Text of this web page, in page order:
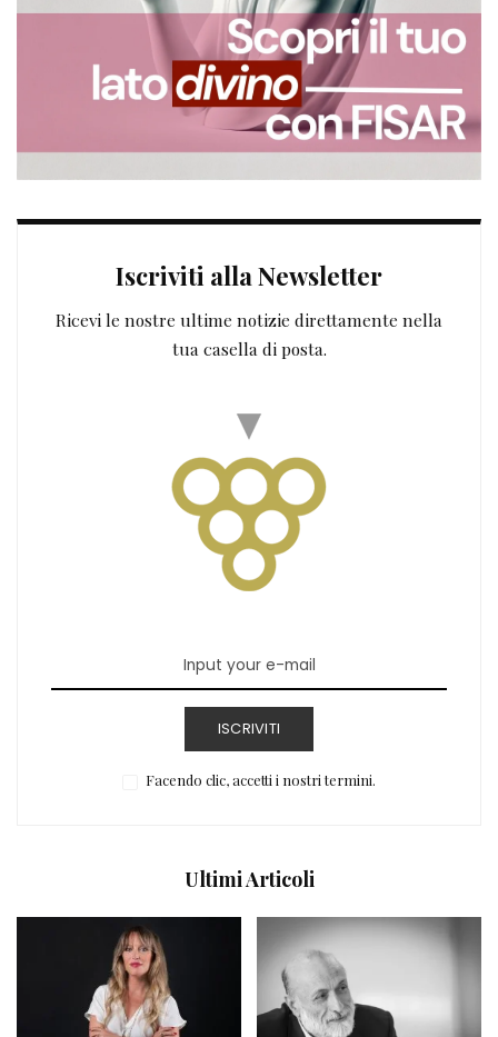
Iscriviti alla Newsletter
Ricevi le nostre ultime notizie direttamente nella
tua casella di posta.
ISCRIVITI
Facendo clic, accetti i nostri termini.
Ultimi Articoli